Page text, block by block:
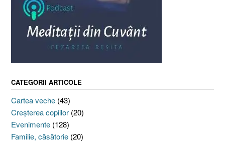
CATEGORII ARTICOLE
Cartea veche (43)
Creşterea copiilor (20)
Evenimente (128)
Familie, căsătorie (20)